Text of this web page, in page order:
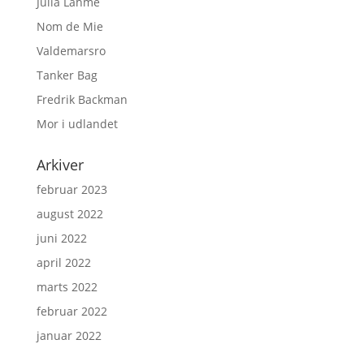
Nom de Mie
Valdemarsro
Tanker Bag
Fredrik Backman
Mor i udlandet
Arkiver
februar 2023
august 2022
juni 2022
april 2022
marts 2022
februar 2022
januar 2022